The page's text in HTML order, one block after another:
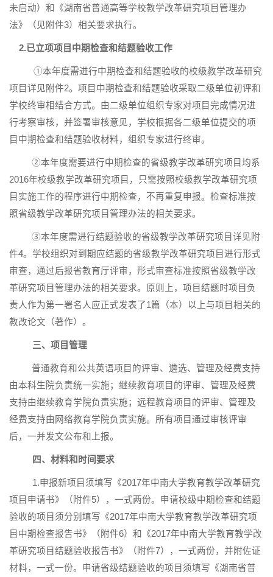
未启动）和《湖南省普通高等学校教学改革研究项目管理办
法》（见附件3）相关要求执行。
2.已立项项目中期检查和结题验收工作
①本年度需进行中期检查和结题验收的校级教学改革研究
项目详见附件2。项目中期检查和结题验收采取二级单位初评和
学校终审相结合方式。由二级单位组织专家对项目完成情况进
行考察审核，并签署审核意见，学校根据各二级单位提交的项
目中期检查和结题验收材料，组织专家进行终审。
②本年度需要进行中期检查的省级教学改革研究项目均系
2016年校级教学改革研究项目，只需按照校级教学改革研究项
目实施工作的程序进行中期检查，不再重复申报。检查标准按
照省级教学改革研究项目管理办法的相关要求。
③本年度需进行结题验收的省级教学改革研究项目详见附
件4。学校组织对到期应结题的省级教学改革研究项目进行形式
审查，通过后报省教育厅评审，形式审查标准按照省级教学改
革研究项目管理办法的相关要求。原则上，项目结题时项目负
责人作为第一署名人应正式发表了1 篇（本）以上与项目相关的
教改论文（著作）。
三、项目管理
普通教育和公共英语项目的评审、遴选、管理及经费支持
由本科生院负责统一实施；继续教育项目的评审、管理及经费
支持由继续教育学院负责实施；远程教育项目的评审、管理及
经费支持由网络教育学院负责实施。所有项目通过审核评审
后，一并发文公布和上报。
四、材料和时间要求
1.申报新项目须填写《2017年中南大学教育教学改革研究
项目申请书》（附件5），一式两份。申请校级中期检查和结题
验收的项目须分别填写《2017年中南大学教育教学改革研究项
目中期检查报告书》（附件6）和《2017年中南大学教育教学改
革研究项目结题验收报告书》（附件7），一式两份，并附佐证
材料，一式一份。申请省级结题验收的项目须填写《湖南省普